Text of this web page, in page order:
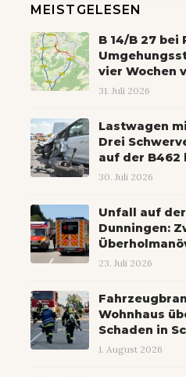
MEISTGELESEN
B 14/B 27 bei
vier Wochen
31. Juli 2026
Lastwagen
Drei
auf der B462
30. Juli 2026
Unfall auf
Dunningen:
23. Juli 2026
Wohnhaus
Schaden in
1. August 2026